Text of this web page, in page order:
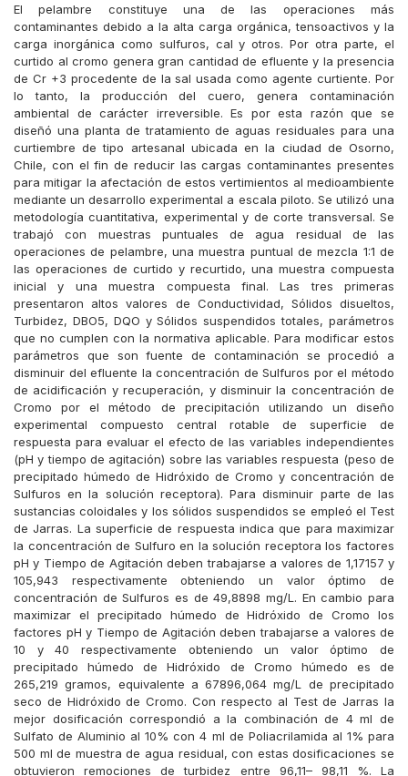
El pelambre constituye una de las operaciones más
contaminantes debido a la alta carga orgánica, tensoactivos y la
carga inorgánica como sulfuros, cal y otros. Por otra parte, el
curtido al cromo genera gran cantidad de efluente y la presencia
de Cr +3 procedente de la sal usada como agente curtiente. Por
lo tanto, la producción del cuero, genera contaminación
ambiental de carácter irreversible. Es por esta razón que se
diseñó una planta de tratamiento de aguas residuales para una
curtiembre de tipo artesanal ubicada en la ciudad de Osorno,
Chile, con el fin de reducir las cargas contaminantes presentes
para mitigar la afectación de estos vertimientos al medioambiente
mediante un desarrollo experimental a escala piloto. Se utilizó una
metodología cuantitativa, experimental y de corte transversal. Se
trabajó con muestras puntuales de agua residual de las
operaciones de pelambre, una muestra puntual de mezcla 1:1 de
las operaciones de curtido y recurtido, una muestra compuesta
inicial y una muestra compuesta final. Las tres primeras
presentaron altos valores de Conductividad, Sólidos disueltos,
Turbidez, DBO5, DQO y Sólidos suspendidos totales, parámetros
que no cumplen con la normativa aplicable. Para modificar estos
parámetros que son fuente de contaminación se procedió a
disminuir del efluente la concentración de Sulfuros por el método
de acidificación y recuperación, y disminuir la concentración de
Cromo por el método de precipitación utilizando un diseño
experimental compuesto central rotable de superficie de
respuesta para evaluar el efecto de las variables independientes
(pH y tiempo de agitación) sobre las variables respuesta (peso de
precipitado húmedo de Hidróxido de Cromo y concentración de
Sulfuros en la solución receptora). Para disminuir parte de las
sustancias coloidales y los sólidos suspendidos se empleó el Test
de Jarras. La superficie de respuesta indica que para maximizar
la concentración de Sulfuro en la solución receptora los factores
pH y Tiempo de Agitación deben trabajarse a valores de 1,17157 y
105,943 respectivamente obteniendo un valor óptimo de
concentración de Sulfuros es de 49,8898 mg/L. En cambio para
maximizar el precipitado húmedo de Hidróxido de Cromo los
factores pH y Tiempo de Agitación deben trabajarse a valores de
10 y 40 respectivamente obteniendo un valor óptimo de
precipitado húmedo de Hidróxido de Cromo húmedo es de
265,219 gramos, equivalente a 67896,064 mg/L de precipitado
seco de Hidróxido de Cromo. Con respecto al Test de Jarras la
mejor dosificación correspondió a la combinación de 4 ml de
Sulfato de Aluminio al 10% con 4 ml de Poliacrilamida al 1% para
500 ml de muestra de agua residual, con estas dosificaciones se
obtuvieron remociones de turbidez entre 96,11– 98,11 %. La